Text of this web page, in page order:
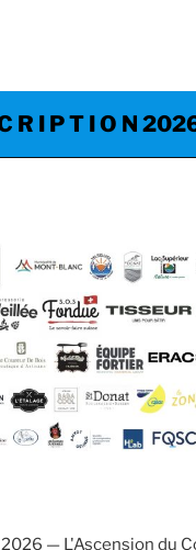
R I P T I O N
— L'Ascension du